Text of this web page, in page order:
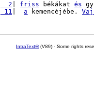
  2
friss békákat és
11 a kemencéjébe.
IntraText®(V89) - Some rights